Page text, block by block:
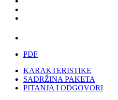
PDF
KARAKTERISTIKE
SADRŽINA PAKETA
PITANJA I ODGOVORI